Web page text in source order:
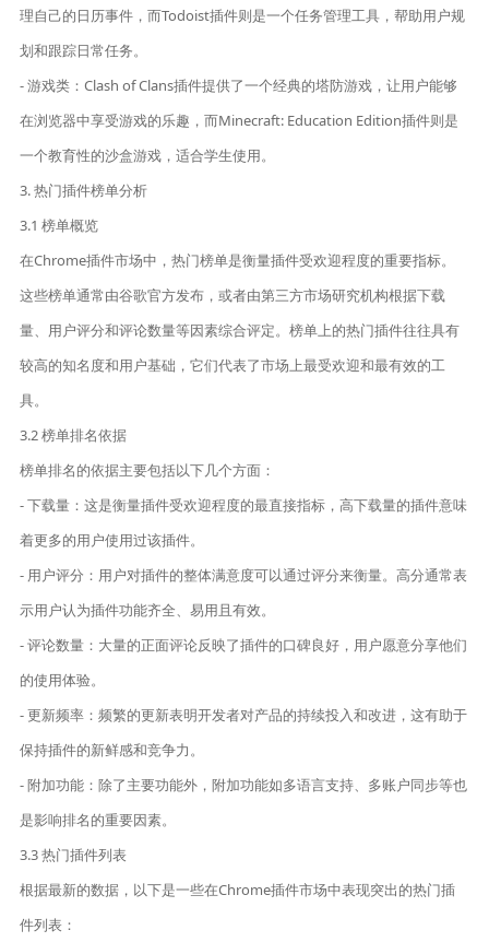
理自己的日历事件，而Todoist插件则是一个任务管理工具，帮助用户规
划和跟踪日常任务。
- 游戏类：Clash of Clans插件提供了一个经典的塔防游戏，让用户能够
在浏览器中享受游戏的乐趣，而Minecraft: Education Edition插件则是
一个教育性的沙盒游戏，适合学生使用。
3. 热门插件榜单分析
3.1 榜单概览
在Chrome插件市场中，热门榜单是衡量插件受欢迎程度的重要指标。
这些榜单通常由谷歌官方发布，或者由第三方市场研究机构根据下载
量、用户评分和评论数量等因素综合评定。榜单上的热门插件往往具有
较高的知名度和用户基础，它们代表了市场上最受欢迎和最有效的工
具。
3.2 榜单排名依据
榜单排名的依据主要包括以下几个方面：
- 下载量：这是衡量插件受欢迎程度的最直接指标，高下载量的插件意味
着更多的用户使用过该插件。
- 用户评分：用户对插件的整体满意度可以通过评分来衡量。高分通常表
示用户认为插件功能齐全、易用且有效。
- 评论数量：大量的正面评论反映了插件的口碑良好，用户愿意分享他们
的使用体验。
- 更新频率：频繁的更新表明开发者对产品的持续投入和改进，这有助于
保持插件的新鲜感和竞争力。
- 附加功能：除了主要功能外，附加功能如多语言支持、多账户同步等也
是影响排名的重要因素。
3.3 热门插件列表
根据最新的数据，以下是一些在Chrome插件市场中表现突出的热门插
件列表：